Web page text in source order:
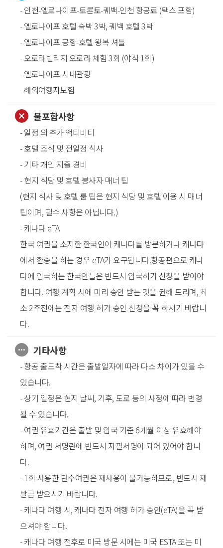
- 인천-옐로나이프-토론토-퀘백-인천 항공료 (택스 포함)
- 옐로나이프 호텔 숙박 3박, 퀘백 호텔 3박
- 옐로나이프 공항-호텔 왕복 셔틀
- 오로라빌리지 오로라 체험 3회 (야식 1회)
- 옐로나이프 시내관광
- 해외여행자보험
불포함사항
- 일정 외 추가 액티비티
- 호텔 조식 및 전일정 식사
- 기타 개인 지출 경비
- 현지 식당 및 호텔 봉사자 매너 팁
(현지 식사 및 호텔 룸 팁은 현지 식당 및 호텔 이용 시 매너
팁이며, 필수 사항은 아닙니다.)
- 캐나다 eTA
한국 여권을 소지한 한국인이 캐나다를 방문하거나 캐나다
에서 환승을 하는 경우 eTA가 요구됩니다.항공편으로 캐나
다에 입국하는 한국인들은 반드시 입국허가 신청을 받아야
합니다. 여행 계획 시에 미리 승인 받는 것을 권해 드리며, 최
소 2주전에는 전자 여행 허가 승인 신청을 꼭 하시기 바랍니
다.
기타사항
- 항공 출도착 시간은 출발일자에 따라 다소 차이가 있을 수
있습니다.
- 상기 일정은 현지 날씨, 기후, 도로 등의 사정에 따라 변경
될 수 있습니다.
- 여권 유효기간은 출발 및 입국 기준 6개월 이상 유효해야
하며, 여권 서명란에 반드시 자필서명이 되어 있어야 합니
다.
- 1회 사용한 단수여권은 재사용이 불가능하므로, 반드시 재
발급 받으시기 바랍니다.
- 캐나다 여행 시, 캐나다 전자 여행 허가 승인(eTA)을 꼭 받
으셔야 합니다.
- 캐나다 여행 전후로 미국 방문 시에는 미국 ESTA 또는 미